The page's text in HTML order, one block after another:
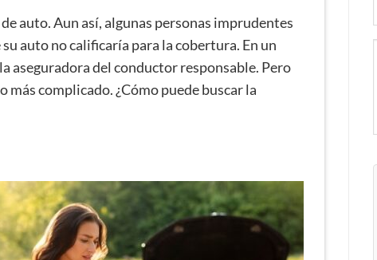
auto. Aun así, algunas personas imprudentes
auto no calificaría para la cobertura. En un
aseguradora del conductor responsable. Pero
más complicado. ¿Cómo puede buscar la